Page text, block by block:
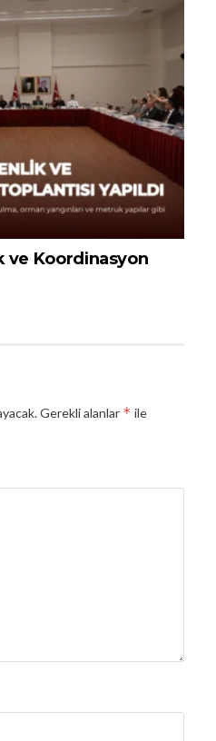
ve Koordinasyon
Gerekli alanlar * ile